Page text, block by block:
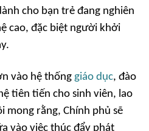
cho bạn trẻ đang nghiên
cao, đặc biệt người khởi
vào hệ thống giáo dục, đào
tiên tiến cho sinh viên, lao
mong rằng, Chính phủ sẽ
vào việc thúc đẩy phát